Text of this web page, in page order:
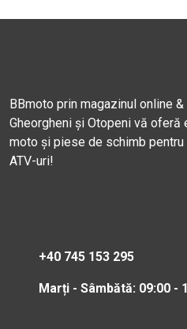
BBmoto prin magazinul online
Gheorgheni și Otopeni vă
moto și piese de schimb
ATV-uri!
+40 745 153 295
Marți - Sâmbătă: 09:00 -